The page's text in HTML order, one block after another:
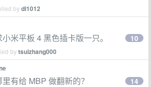
bydi1012
米平板 4 黑色插卡版一只。
bytsuizhang000
10
有给 MBP 做翻新的？ 14